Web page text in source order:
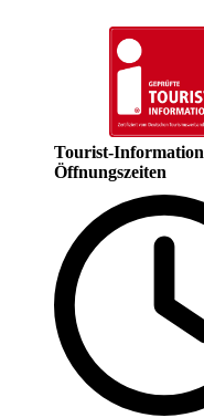
Tourist-Information
Öffnungszeiten